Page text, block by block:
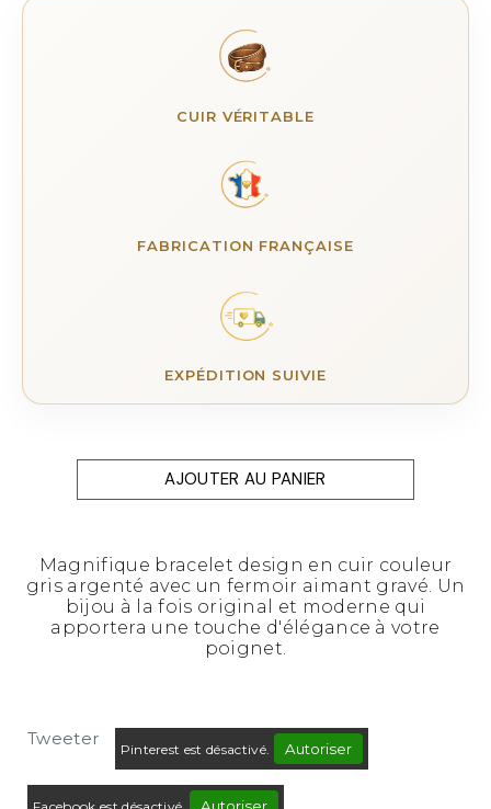
CUIR VÉRITABLE
FABRICATION FRANÇAISE
EXPÉDITION SUIVIE
AJOUTER AU PANIER
Magnifique bracelet design en cuir couleur
gris argenté avec un fermoir aimant gravé. Un
bijou à la fois original et moderne qui
apportera une touche d'élégance à votre
poignet.
Tweeter
Pinterest est désactivé. Autoriser